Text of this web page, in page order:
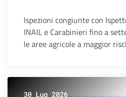
Ispezioni congiunte con
INAIL e Carabinieri fino a
le aree agricole a maggior
30 Lug 2026